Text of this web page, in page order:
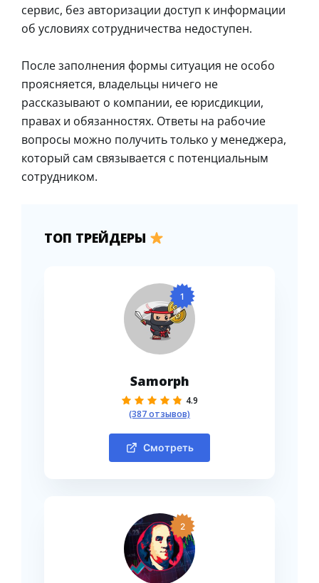
сервис, без авторизации доступ к информации
об условиях сотрудничества недоступен.
После заполнения формы ситуация не особо
проясняется, владельцы ничего не
рассказывают о компании, ее юрисдикции,
правах и обязанностях. Ответы на рабочие
вопросы можно получить только у менеджера,
который сам связывается с потенциальным
сотрудником.
ТОП ТРЕЙДЕРЫ
1
Samorph
4.9
(387 отзывов)
Смотреть
2